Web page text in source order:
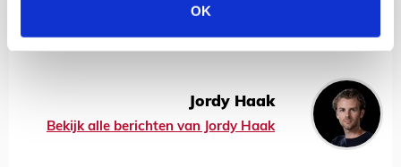
OK
Jordy Haak
Bekijk alle berichten van Jordy Haak